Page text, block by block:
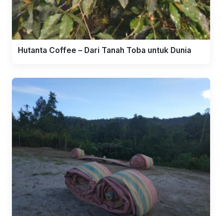
Hutanta Coffee – Dari Tanah Toba untuk Dunia